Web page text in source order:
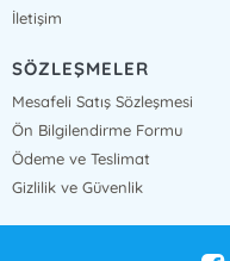
İletişim
SÖZLEŞMELER
Mesafeli Satış Sözleşmesi
Ön Bilgilendirme Formu
Ödeme ve Teslimat
Gizlilik ve Güvenlik